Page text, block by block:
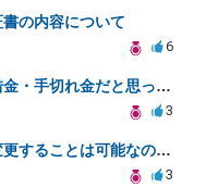
の内容について
6
ダブル不倫・借金・手切れ金だと思っていたお金を1年後いまさら脅迫罪として通知書が来てまとめて請求
3
名字と名前を変更することは可能なのか？
3